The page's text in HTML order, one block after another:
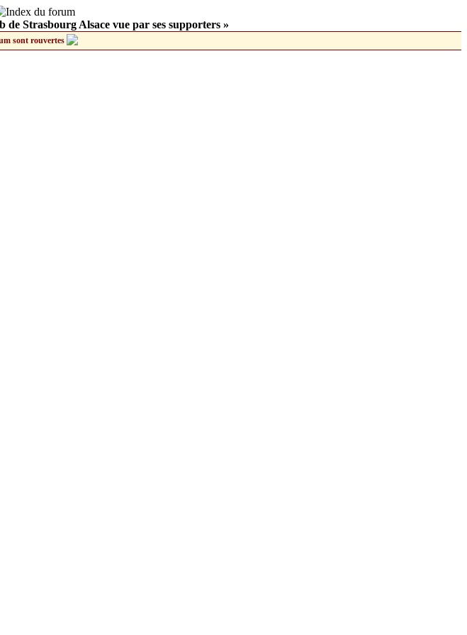
Strasbourg Alsace vue par ses supporters »
sont rouvertes